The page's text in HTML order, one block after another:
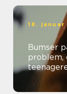
18. januar
Bumser
problem,